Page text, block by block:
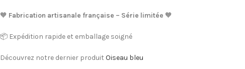
🧡 Fabrication artisanale française – Série limitée 🧡
📦 Expédition rapide et emballage soigné
Découvrez notre dernier produit Oiseau bleu